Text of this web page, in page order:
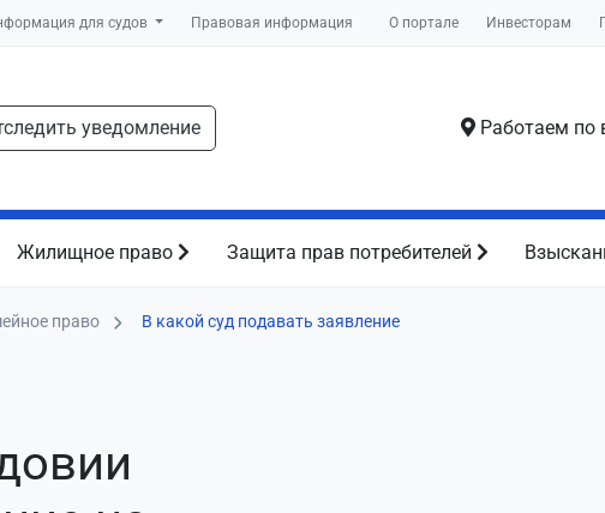
для судов Правовая информация О портале Инвесторам
уведомление Работаем по
Жилищное право Защита прав потребителей
право В какой суд подавать заявление